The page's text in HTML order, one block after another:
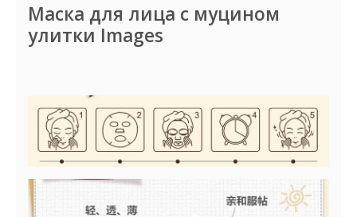
Маска для лица с муцином
улитки Images